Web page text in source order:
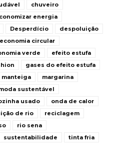
chuveiro
energia
Desperdício
despoluição
economia circular
verde
efeito estufa
gases do efeito estufa
manteiga
margarina
sustentável
usado
onda de calor
de rio
reciclagem
rio sena
sustentabilidade
tinta fria